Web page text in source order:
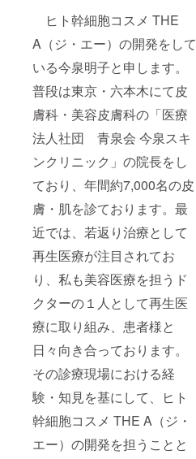
ヒト幹細胞コスメ THE
A（ジ・エー）の開発をして
いる今泉明子と申します。
普段は東京・六本木にて皮
膚科・美容皮膚科の「医療
法人社団 青泉会 今泉スキ
ンクリニック」の院長をし
ており、年間約7,000名の皮
膚・肌を診ております。最
近では、若返り治療として
再生医療が注目されてお
り、私も美容医療を担うド
クターの１人として再生医
療に取り組み、患者様と
日々向き合っております。
その診療現場における経
験・知見を基にして、ヒト
幹細胞コスメ THE A（ジ・
エー）の開発を担うことと